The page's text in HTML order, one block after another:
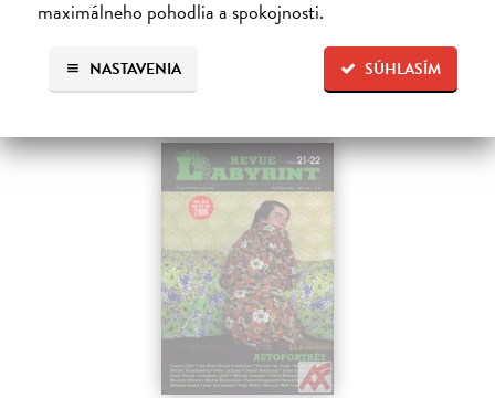
maximálneho pohodlia a spokojnosti.
SÚHLASÍM
NASTAVENIA
9,20 € ?